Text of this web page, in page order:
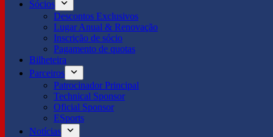
Sócios
Descontos Exclusivos
Lugar Anual & Renovação
Inscrição de sócio
Pagamento de quotas
Bilheteira
Parceiros
Patrocinador Principal
Technical Sponsor
Oficial Sponsor
ESports
Notícias